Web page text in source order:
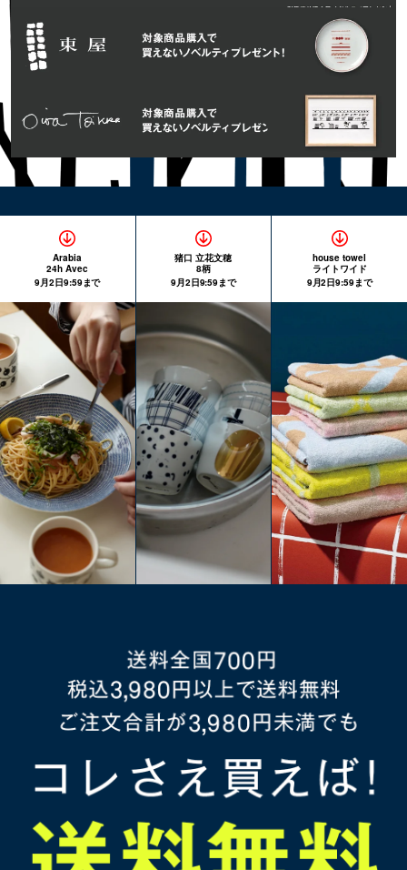
Arabia
24h Avec
9月2日9:59まで
猪口 立花文穂
8柄
9月2日9:59まで
house towel
ライトワイド
9月2日9:59まで